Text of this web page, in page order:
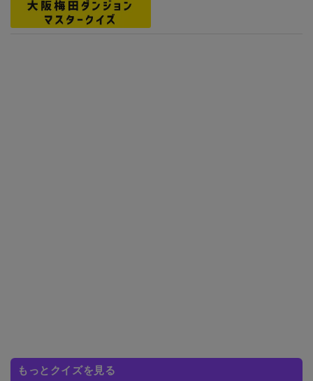
もっとクイズを見る